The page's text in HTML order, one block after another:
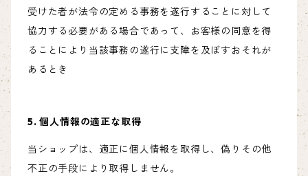
受けた者が法令の定める事務を遂行することに対して
協力する必要がある場合であって、お客様の同意を得
ることにより当該事務の遂行に支障を及ぼすおそれが
あるとき
5. 個人情報の適正な取得
当ショップは、適正に個人情報を取得し、偽りその他
不正の手段により取得しません。